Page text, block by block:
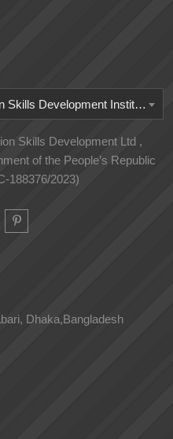
Bangladesh Health & Education Skills Development Institute
Skills Development Ltd ,
of the People’s Republic
188376/2023)
Dhaka,Bangladesh